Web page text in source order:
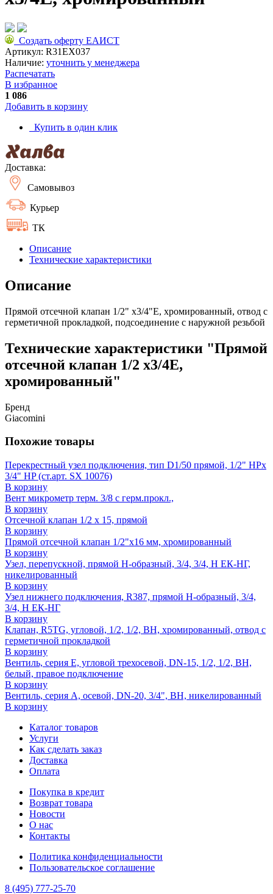
Создать оферту ЕАИСТ
Артикул: R31EX037
Наличие: уточнить у менеджера
Распечатать
В избранное
1 086
Добавить в корзину
Купить в один клик
Доставка:
Самовывоз
Курьер
ТК
Описание
Технические характеристики
Описание
Прямой отсечной клапан 1/2" x3/4"E, хромированный, отвод с
герметичной прокладкой, подсоединение с наружной резьбой
Технические характеристики "Прямой
отсечной клапан 1/2 x3/4E,
хромированный"
Бренд
Giacomini
Похожие товары
Перекрестный узел подключения, тип D1/50 прямой, 1/2" НРх
3/4" HP (ст.арт. SX 10076)
В корзину
Вент микрометр терм. 3/8 с герм.прокл.,
В корзину
Отсечной клапан 1/2 x 15, прямой
В корзину
Прямой отсечной клапан 1/2"x16 мм, хромированный
В корзину
Узел, перепускной, прямой H-образный, 3/4, 3/4, Н ЕК-НГ,
никелированный
В корзину
Узел нижнего подключения, R387, прямой H-образный, 3/4,
3/4, Н ЕК-НГ
В корзину
Клапан, R5TG, угловой, 1/2, 1/2, ВН, хромированный, отвод с
герметичной прокладкой
В корзину
Вентиль, серия E, угловой трехосевой, DN-15, 1/2, 1/2, ВН,
белый, правое подключение
В корзину
Вентиль, серия A, осевой, DN-20, 3/4", ВН, никелированный
В корзину
Каталог товаров
Услуги
Как сделать заказ
Доставка
Оплата
Покупка в кредит
Возврат товара
Новости
О нас
Контакты
Политика конфиденциальности
Пользовательское соглашение
8 (495) 777-25-70